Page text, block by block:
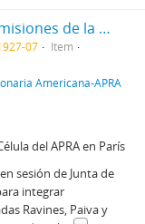
Informe a la Junta de Comisiones de la Célula del APRA en París, [7/1927]
07
Item
Americana-APRA
del APRA en París
sesión de Junta de
integrar
Ravines, Paiva y